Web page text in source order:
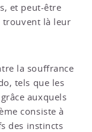
et peut-être
trouvent là leur
la souffrance
tels que les
auxquels
consiste à
des instincts